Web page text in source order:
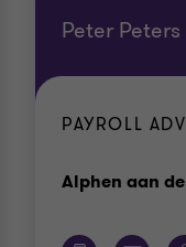
Peter Peters
PAYROLL
Alphen aan